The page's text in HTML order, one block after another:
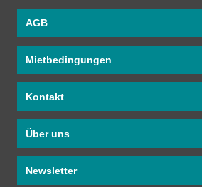
AGB
Mietbedingungen
Kontakt
Über uns
Newsletter